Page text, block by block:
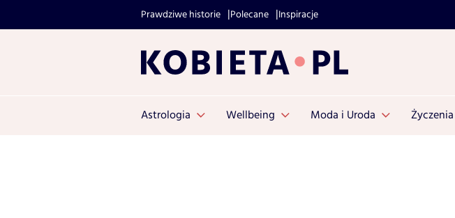
Prawdziwe historie Polecane Inspiracje
Astrologia Wellbeing Moda i Uroda Życzenia